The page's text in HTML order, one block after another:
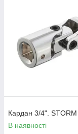
Кардан 3/4". STORM
В наявності